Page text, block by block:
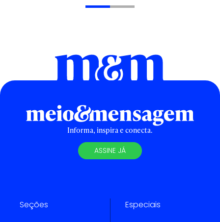
Informa, inspira e conecta.
ASSINE JÁ
Seções Especiais